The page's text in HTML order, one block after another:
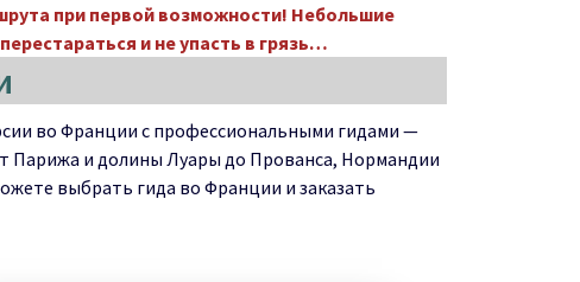
при первой возможности! Небольшие
и не упасть в грязь…
во Франции с профессиональными гидами —
Парижа и долины Луары до Прованса, Нормандии
выбрать гида во Франции и заказать